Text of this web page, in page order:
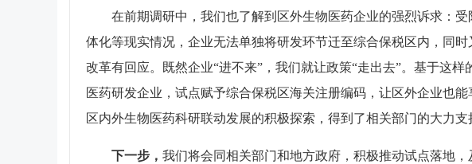
在前期调研中，我们也了解到区外生物医药企业的强烈诉求：
体化等现实情况，企业无法单独将研发环节迁至综合保税区内，同
改革有回应。既然企业“进不来”，我们就让政策“走出去”。基于这
医药研发企业，试点赋予综合保税区海关注册编码，让区外企业也
区内外生物医药科研联动发展的积极探索，得到了相关部门的大力支
下一步， 我们将会同相关部门和地方政府，积极推动试点落地